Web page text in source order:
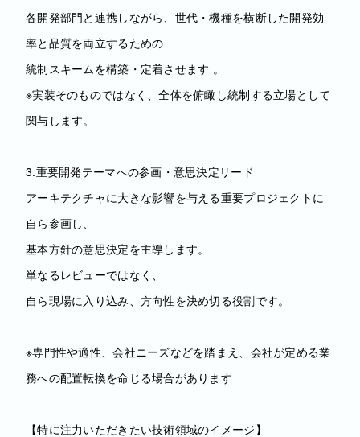
各開発部門と連携しながら、世代・機種を横断した開発効
率と品質を両立するための
統制スキームを構築・定着させます 。
※実装そのものではなく、全体を俯瞰し統制する立場として
関与します。
3.重要開発テーマへの参画・意思決定リード
アーキテクチャに大きな影響を与える重要プロジェクトに
自ら参画し、
基本方針の意思決定を主導します。
単なるレビューではなく、
自ら現場に入り込み、方向性を決め切る役割です。
※専門性や適性、会社ニーズなどを踏まえ、会社が定める業
務への配置転換を命じる場合があります
【特に注力いただきたい技術領域のイメージ】